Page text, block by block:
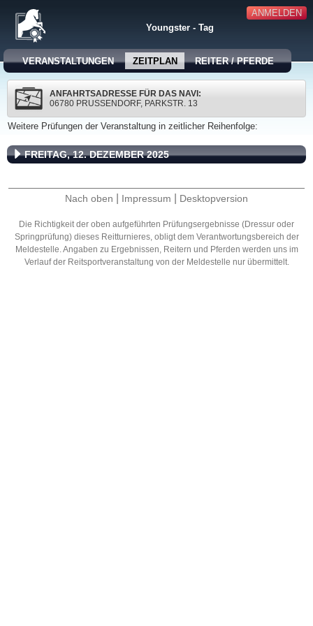
ANMELDEN
Youngster - Tag
VERANSTALTUNGEN ZEITPLAN REITER / PFERDE
ANFAHRTSADRESSE FÜR DAS NAVI:
06780 PRUSSENDORF, PARKSTR. 13
Weitere Prüfungen der Veranstaltung in zeitlicher Reihenfolge:
FREITAG, 12. DEZEMBER 2025
Nach oben Impressum Desktopversion
Die Richtigkeit der oben aufgeführten Prüfungsergebnisse (Dressur oder
Springprüfung) dieses Reitturnieres, obligt dem Verantwortungsbereich der
Meldestelle. Angaben zu Ergebnissen, Reitern und Pferden werden uns im
Verlauf der Reitsportveranstaltung von der Meldestelle nur übermittelt.